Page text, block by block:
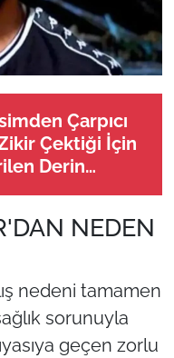
Çarpıcı
Zikir Çektiği İçin
Derin
NEDEN
nedeni tamamen
sorunuyla
geçen zorlu